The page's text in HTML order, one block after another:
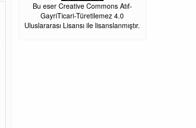
Bu eser Creative Commons Atıf-
GayriTicari-Türetilemez 4.0
Uluslararası Lisansı ile lisanslanmıştır.